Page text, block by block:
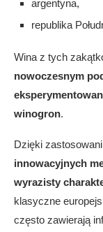
argentyna,
republika
Wina z tych
nowoczesnym
winogron.
Dzięki
innowacyjnych
wyrazisty
klasyczne
często zawierają